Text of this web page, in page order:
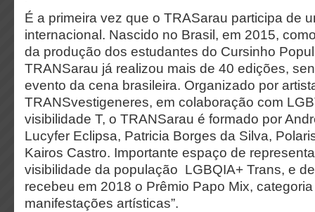
É a primeira vez que o TRASarau participa de
internacional. Nascido no Brasil, em 2015,
da produção dos estudantes do Cursinho
TRANSarau já realizou mais de 40 edições,
evento da cena brasileira. Organizado por
TRANSvestigeneres, em colaboração com
visibilidade T, o TRANSarau é formado por
Lucyfer Eclipsa, Patricia Borges da Silva,
Kairos Castro. Importante espaço de
visibilidade da população LGBQIA+ Trans, e
recebeu em 2018 o Prêmio Papo Mix, categoria
manifestações artísticas”.